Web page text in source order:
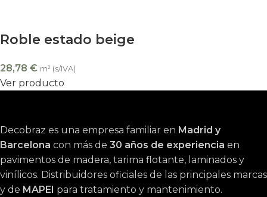
Roble estado beige
28,78 € m² (s/IVA)
Ver producto
Decobraz es una empresa familiar en Madrid y
Barcelona con más de 30 años de experiencia en
pavimentos de madera, tarima flotante, laminados y
vinílicos. Distribuidores oficiales de las principales marcas
y de MAPEI para tratamiento y mantenimiento.